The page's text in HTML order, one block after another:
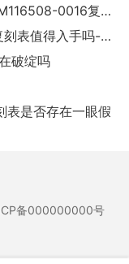
C厂CleaN厂劳力士黑盘钻刻金圈款M116508-0016复刻表做工细节如何-C厂迪通拿
CleaN厂劳力士全金黑水鬼3135款复刻表值得入手吗-Clean厂3135水鬼如何
破绽吗
表是否存在一眼假
备000000000号